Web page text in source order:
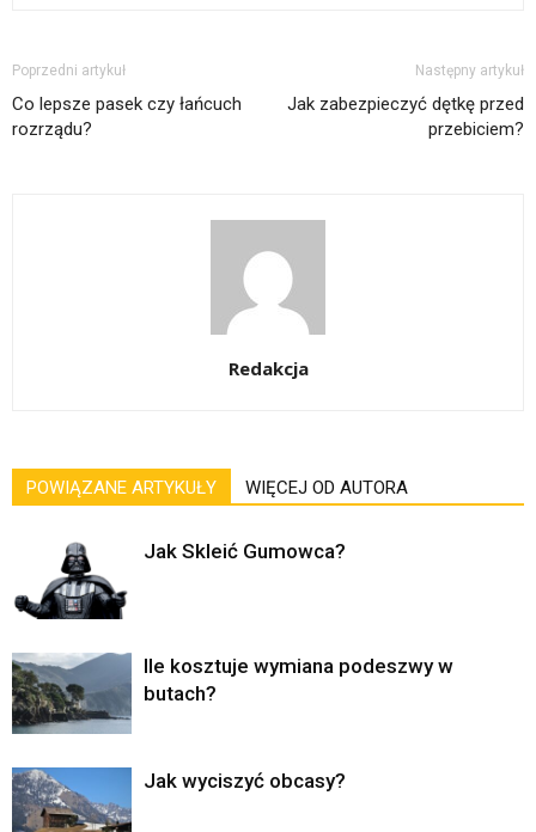
Poprzedni artykuł
Co lepsze pasek czy łańcuch
rozrządu?
Następny artykuł
Jak zabezpieczyć dętkę przed
przebiciem?
Redakcja
POWIĄZANE ARTYKUŁY WIĘCEJ OD AUTORA
Jak Skleić Gumowca?
Ile kosztuje wymiana podeszwy w
butach?
Jak wyciszyć obcasy?